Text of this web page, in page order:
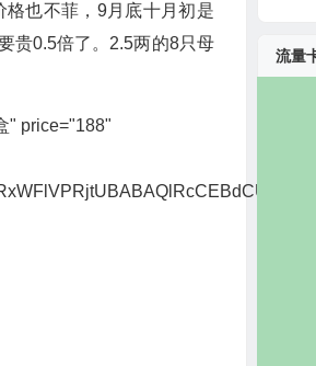
也不菲，9月底十月初是
贵0.5倍了。2.5两的8只母
" price="188"
流量